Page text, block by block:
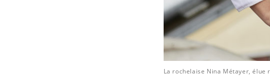
La rochelaise Nina Métayer,